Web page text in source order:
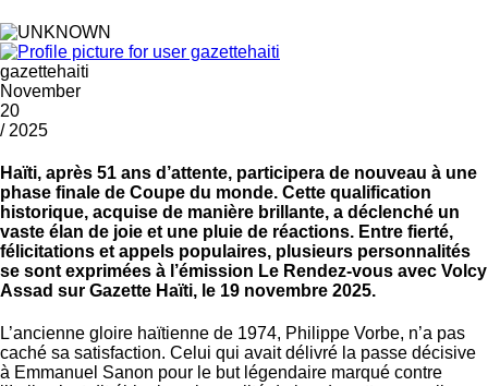
gazettehaiti
November
20
/ 2025
Haïti, après 51 ans d’attente, participera de nouveau à une
phase finale de Coupe du monde. Cette qualification
historique, acquise de manière brillante, a déclenché un
vaste élan de joie et une pluie de réactions. Entre fierté,
félicitations et appels populaires, plusieurs personnalités
se sont exprimées à l’émission Le Rendez-vous avec Volcy
Assad sur Gazette Haïti, le 19 novembre 2025.
L’ancienne gloire haïtienne de 1974, Philippe Vorbe, n’a pas
caché sa satisfaction. Celui qui avait délivré la passe décisive
à Emmanuel Sanon pour le but légendaire marqué contre